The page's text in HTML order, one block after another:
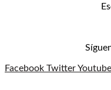
Facebook TwitterYoutube